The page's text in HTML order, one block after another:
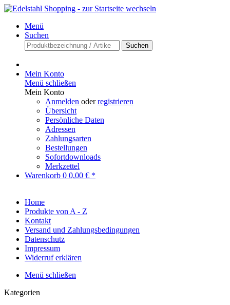
Menü
Suchen
Suchen
Mein Konto
Menü schließen
Mein Konto
Anmelden oderregistrieren
Übersicht
Persönliche Daten
Adressen
Zahlungsarten
Bestellungen
Sofortdownloads
Merkzettel
Warenkorb 0 0,00 € *
Home
Produkte von A - Z
Kontakt
Versand und Zahlungsbedingungen
Datenschutz
Impressum
Widerruf erklären
Menü schließen
Kategorien